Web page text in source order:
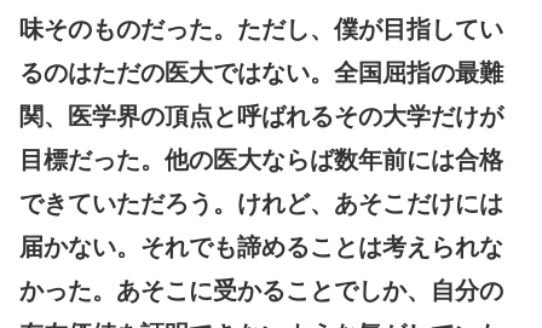
味そのものだった。ただし、僕が目指してい
るのはただの医大ではない。全国屈指の最難
関、医学界の頂点と呼ばれるその大学だけが
目標だった。他の医大ならば数年前には合格
できていただろう。けれど、あそこだけには
届かない。それでも諦めることは考えられな
かった。あそこに受かることでしか、自分の